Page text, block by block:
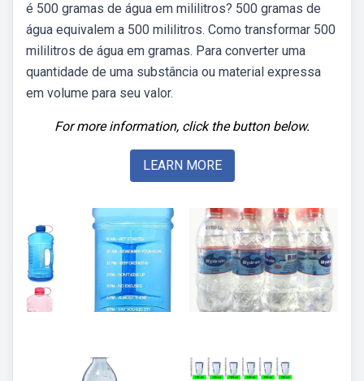
é 500 gramas de água em mililitros? 500 gramas de
água equivalem a 500 mililitros. Como transformar 500
mililitros de água em gramas. Para converter uma
quantidade de uma substância ou material expressa
em volume para seu valor.
For more information, click the button below.
LEARN MORE